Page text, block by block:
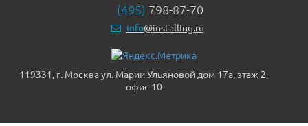
(495) 798-87-70
info@installing.ru
119331, г. Москва ул. Марии Ульяновой дом 17а, этаж 2,
офис 10